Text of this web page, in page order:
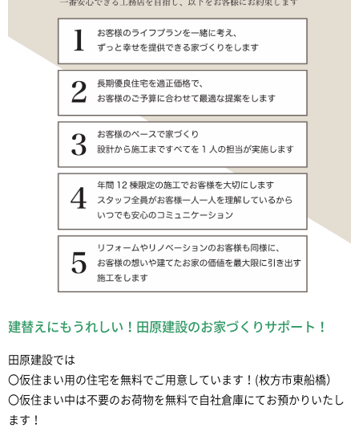
建替えにもうれしい！田原建設のお家づくりサポート！
田原建設では
〇仮住まい用の住宅を無料でご用意しています！(枚方市東船橋）
〇仮住まい中は不要のお荷物を無料で自社倉庫にてお預かりいたし
ます！